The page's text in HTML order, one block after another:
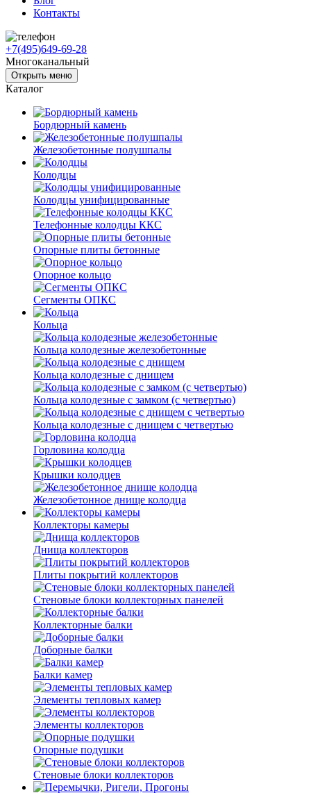
Контакты
+7(495)649-69-28
Многоканальный
Открыть меню
Каталог
Бордюрный камень
Железобетонные полушпалы
Колодцы
Колодцы унифицированные
Телефонные колодцы ККС
Опорные плиты бетонные
Опорное кольцо
Сегменты ОПКС
Кольца
Кольца колодезные железобетонные
Кольца колодезные с днищем
Кольца колодезные с замком (с четвертью)
Кольца колодезные с днищем с четвертью
Горловина колодца
Крышки колодцев
Железобетонное днище колодца
Коллекторы камеры
Днища коллекторов
Плиты покрытий коллекторов
Стеновые блоки коллекторных панелей
Коллекторные балки
Доборные балки
Балки камер
Элементы тепловых камер
Элементы коллекторов
Опорные подушки
Стеновые блоки коллекторов